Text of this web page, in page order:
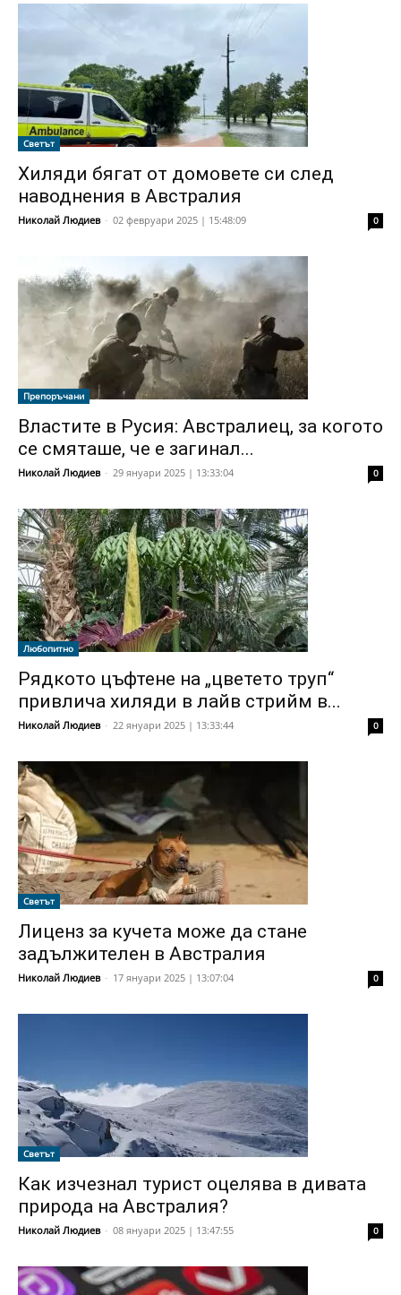
Светът
Хиляди бягат от домовете си след
наводнения в Австралия
Николай Людиев - 02 февруари 2025 | 15:48:09 0
Препоръчани
Властите в Русия: Австралиец, за когото
се смяташе, че е загинал...
Николай Людиев - 29 януари 2025 | 13:33:04 0
Любопитно
Рядкото цъфтене на „цветето труп“
привлича хиляди в лайв стрийм в...
Николай Людиев - 22 януари 2025 | 13:33:44 0
Светът
Лиценз за кучета може да стане
задължителен в Австралия
Николай Людиев - 17 януари 2025 | 13:07:04 0
Светът
Как изчезнал турист оцелява в дивата
природа на Австралия?
Николай Людиев - 08 януари 2025 | 13:47:55 0